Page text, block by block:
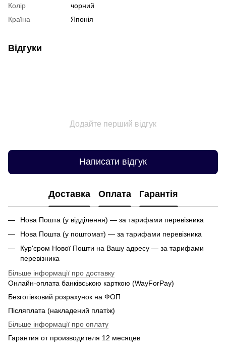
Колір
чорний
Країна
Японія
Відгуки
Додайте перший відгук
Написати відгук
Доставка Оплата Гарантія
Нова Пошта (у відділення) — за тарифами перевізника
Нова Пошта (у поштомат) — за тарифами перевізника
Кур'єром Нової Пошти на Вашу адресу — за тарифами
перевізника
Більше інформації про доставку
Онлайн-оплата банківською карткою (WayForPay)
Безготівковий розрахунок на ФОП
Післяплата (накладений платіж)
Більше інформації про оплату
Гарантия от производителя 12 месяцев